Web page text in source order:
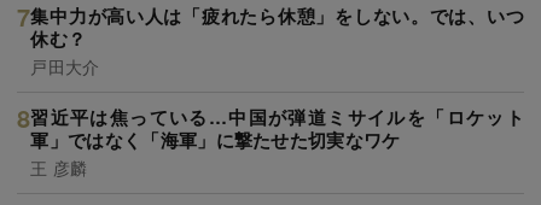
集中力が高い人は「疲れたら休憩」をしない。では、いつ
休む？
戸田大介
習近平は焦っている…中国が弾道ミサイルを「ロケット
軍」ではなく「海軍」に撃たせた切実なワケ
王 彦麟